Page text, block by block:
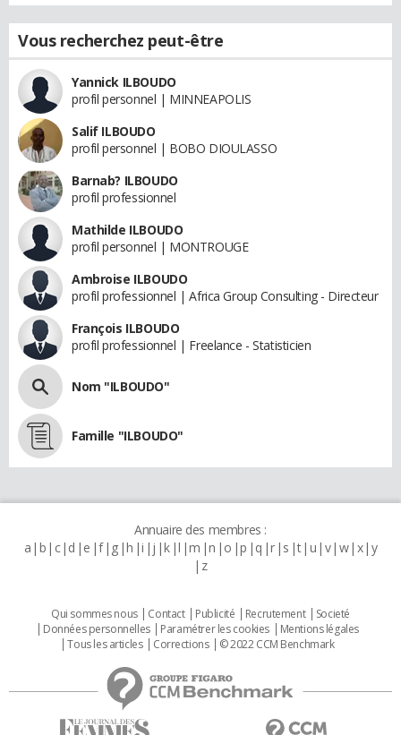
Vous recherchez peut-être
Yannick ILBOUDO
profil personnel | MINNEAPOLIS
Salif ILBOUDO
profil personnel | BOBO DIOULASSO
Barnab? ILBOUDO
profil professionnel
Mathilde ILBOUDO
profil personnel | MONTROUGE
Ambroise ILBOUDO
profil professionnel | Africa Group Consulting - Directeur
François ILBOUDO
profil professionnel | Freelance - Statisticien
Nom "ILBOUDO"
Famille "ILBOUDO"
Annuaire des membres :
a b c d e f g h i j k l m n o p q r s t u v w x y
z
Qui sommes nous Contact Publicité Recrutement
Societé
Données personnelles
Paramétrer les cookies
Mentions légales
Tous les articles
Corrections © 2022 CCM Benchmark